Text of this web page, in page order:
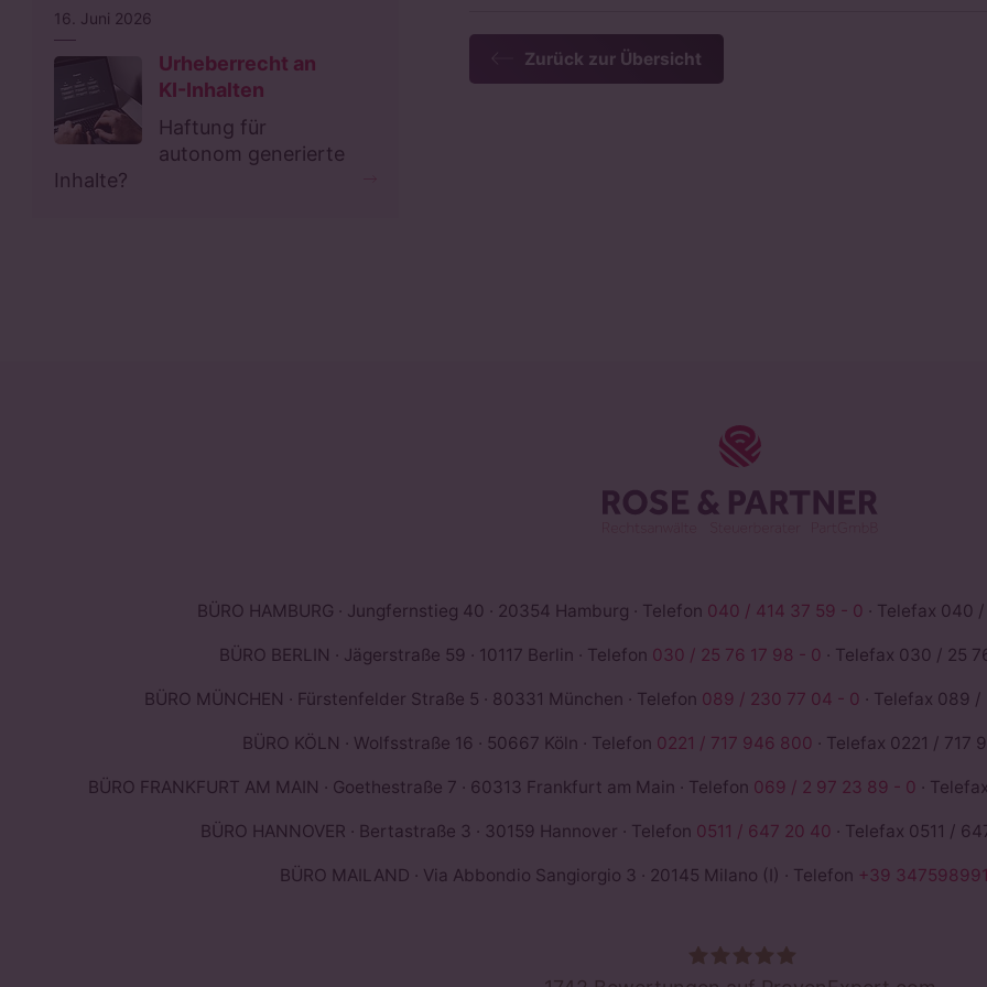
Zurück zur Übersicht
16. Juni 2026
Urheberrecht an
KI-Inhalten
Haftung für
autonom generierte
Inhalte?
BÜRO HAMBURG · Jungfernstieg 40 · 20354 Hamburg · Telefon 040 / 414 37 59 - 0 · Telefax 040
BÜRO BERLIN · Jägerstraße 59 · 10117 Berlin · Telefon 030 / 25 76 17 98 - 0 · Telefax 030 / 25
BÜRO MÜNCHEN · Fürstenfelder Straße 5 · 80331 München · Telefon 089 / 230 77 04 - 0 · Telefax 089
BÜRO KÖLN · Wolfsstraße 16 · 50667 Köln · Telefon 0221 / 717 946 800 · Telefax 0221 / 717
BÜRO FRANKFURT AM MAIN · Goethestraße 7 · 60313 Frankfurt am Main · Telefon 069 / 2 97 23 89 - 0 ·
BÜRO HANNOVER · Bertastraße 3 · 30159 Hannover · Telefon 0511 / 647 20 40 · Telefax 0511 /
BÜRO MAILAND · Via Abbondio Sangiorgio 3 · 20145 Milano (I) · Telefon +39